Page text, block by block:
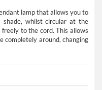
lamp that allows you to
whilst circular at the
to the cord. This allows
completely around, changing